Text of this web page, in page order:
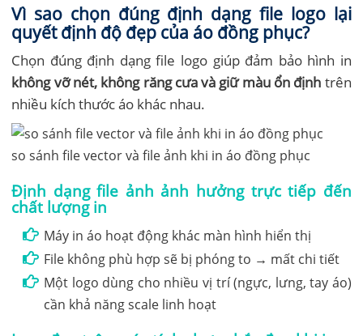
Vì sao chọn đúng định dạng file logo lại
quyết định độ đẹp của áo đồng phục?
Chọn đúng định dạng file logo giúp đảm bảo hình in
không vỡ nét, không răng cưa và giữ màu ổn định trên
nhiều kích thước áo khác nhau.
so sánh file vector và file ảnh khi in áo đồng phục
Định dạng file ảnh ảnh hưởng trực tiếp đến
chất lượng in
Máy in áo hoạt động khác màn hình hiển thị
File không phù hợp sẽ bị phóng to → mất chi tiết
Một logo dùng cho nhiều vị trí (ngực, lưng, tay áo)
cần khả năng scale linh hoạt